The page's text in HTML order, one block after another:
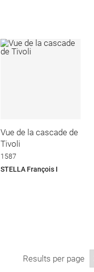
Vue de la cascade de
Tivoli
1587
STELLA François I
Results per page